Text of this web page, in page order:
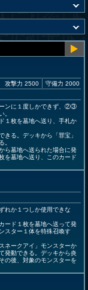
攻撃力 2500 守備力 2000
ンに１度しかできず、②③
。
１枚を墓地へ送り、手札か
る。デッキから「罪宝」
。
ら墓地へ送られた場合に発
を墓地へ送り、このカード
れか１つしか使用できな
ード１枚を墓地へ送って発
スター１体を特殊召喚す
ネークアイ」モンスターか
発動できる。デッキから炎
の後、対象のモンスターを